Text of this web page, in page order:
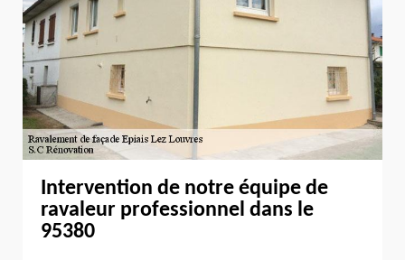
Intervention de notre équipe de
ravaleur professionnel dans le
95380